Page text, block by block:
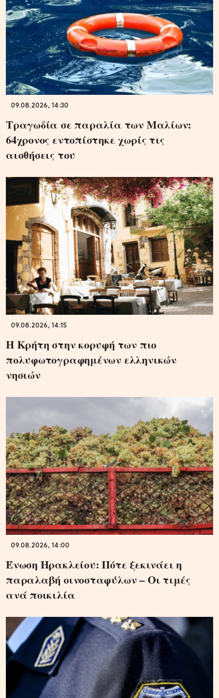
09.08.2026, 14:30
Τραγωδία σε παραλία των Μαλίων:
64χρονος εντοπίστηκε χωρίς τις
αισθήσεις του
09.08.2026, 14:15
Η Κρήτη στην κορυφή των πιο
πολυφωτογραφημένων ελληνικών
νησιών
09.08.2026, 14:00
Ένωση Ηρακλείου: Πότε ξεκινάει η
παραλαβή οινοσταφύλων – Οι τιμές
ανά ποικιλία